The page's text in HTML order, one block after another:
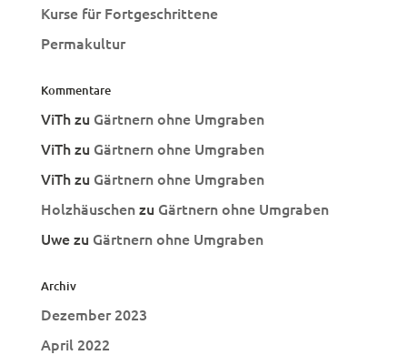
Kurse für Fortgeschrittene
Permakultur
Kommentare
ViThzu Gärtnern ohne Umgraben
ViThzu Gärtnern ohne Umgraben
ViThzu Gärtnern ohne Umgraben
Holzhäuschenzu Gärtnern ohne Umgraben
Uwezu Gärtnern ohne Umgraben
Archiv
Dezember 2023
April 2022